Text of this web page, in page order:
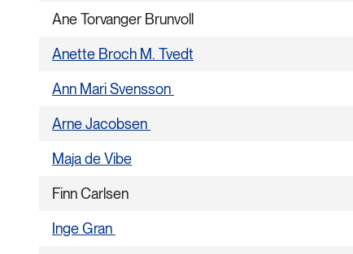
Ane Torvanger Brunvoll
Anette Broch M. Tvedt
Ann Mari Svensson
Arne Jacobsen
Maja de Vibe
Finn Carlsen
Inge Gran